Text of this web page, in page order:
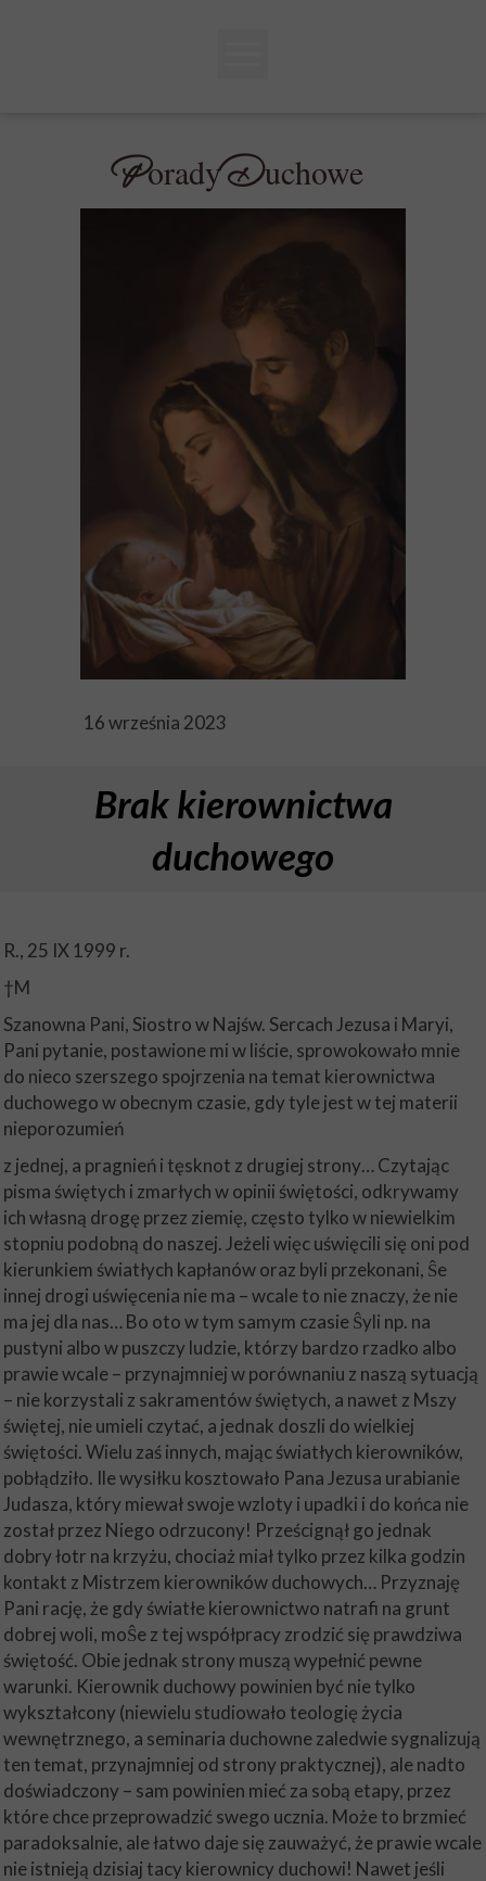
PoradyDuchowe
16 września 2023
Brak kierownictwa
duchowego
R., 25 IX 1999 r.
†M
Szanowna Pani, Siostro w Najśw. Sercach Jezusa i Maryi,
Pani pytanie, postawione mi w liście, sprowokowało mnie
do nieco szerszego spojrzenia na temat kierownictwa
duchowego w obecnym czasie, gdy tyle jest w tej materii
nieporozumień
z jednej, a pragnień i tęsknot z drugiej strony… Czytając
pisma świętych i zmarłych w opinii świętości, odkrywamy
ich własną drogę przez ziemię, często tylko w niewielkim
stopniu podobną do naszej. Jeżeli więc uświęcili się oni pod
kierunkiem światłych kapłanów oraz byli przekonani, Ŝe
innej drogi uświęcenia nie ma – wcale to nie znaczy, że nie
ma jej dla nas… Bo oto w tym samym czasie Ŝyli np. na
pustyni albo w puszczy ludzie, którzy bardzo rzadko albo
prawie wcale – przynajmniej w porównaniu z naszą sytuacją
– nie korzystali z sakramentów świętych, a nawet z Mszy
świętej, nie umieli czytać, a jednak doszli do wielkiej
świętości. Wielu zaś innych, mając światłych kierowników,
pobłądziło. Ile wysiłku kosztowało Pana Jezusa urabianie
Judasza, który miewał swoje wzloty i upadki i do końca nie
został przez Niego odrzucony! Prześcignął go jednak
dobry łotr na krzyżu, chociaż miał tylko przez kilka godzin
kontakt z Mistrzem kierowników duchowych… Przyznaję
Pani rację, że gdy światłe kierownictwo natrafi na grunt
dobrej woli, moŜe z tej współpracy zrodzić się prawdziwa
świętość. Obie jednak strony muszą wypełnić pewne
warunki. Kierownik duchowy powinien być nie tylko
wykształcony (niewielu studiowało teologię życia
wewnętrznego, a seminaria duchowne zaledwie sygnalizują
ten temat, przynajmniej od strony praktycznej), ale nadto
doświadczony – sam powinien mieć za sobą etapy, przez
które chce przeprowadzić swego ucznia. Może to brzmieć
paradoksalnie, ale łatwo daje się zauważyć, że prawie wcale
nie istnieją dzisiaj tacy kierownicy duchowi! Nawet jeśli